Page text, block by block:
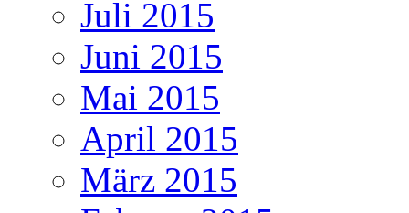
Juli 2015
Juni 2015
Mai 2015
April 2015
März 2015